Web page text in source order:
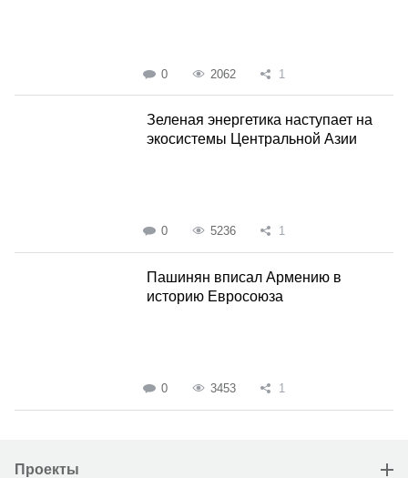
0 2062 1
Зеленая энергетика наступает на
экосистемы Центральной Азии
0 5236 1
Пашинян вписал Армению в
историю Евросоюза
0 3453 1
Проекты